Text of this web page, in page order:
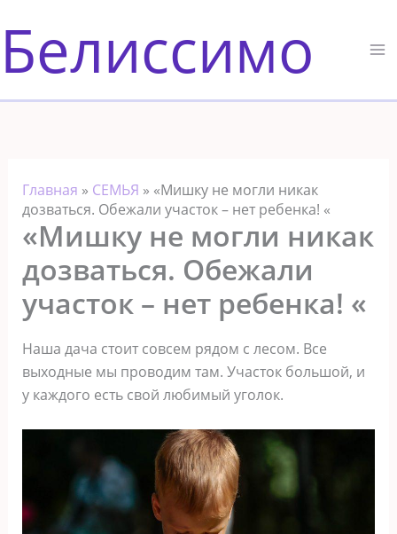
к
содержимому
Белиссимо
Главная » СЕМЬЯ » «Мишку не могли никак
дозваться. Обежали участок – нет ребенка! «
«Мишку не могли никак
дозваться. Обежали
участок – нет ребенка! «
Наша дача стоит совсем рядом с лесом. Все
выходные мы проводим там. Участок большой, и
у каждого есть свой любимый уголок.